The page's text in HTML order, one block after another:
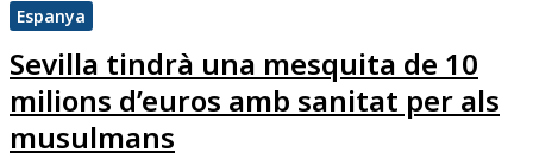
Espanya
Sevilla tindrà una mesquita de 10
milions d’euros amb sanitat per als
musulmans